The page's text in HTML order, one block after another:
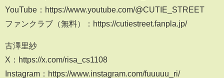
YouTube：https://www.youtube.com/@CUTIE_STREET
ファンクラブ（無料）：https://cutiestreet.fanpla.jp/
古澤里紗
X：https://x.com/risa_cs1108
Instagram：https://www.instagram.com/fuuuuu_ri/